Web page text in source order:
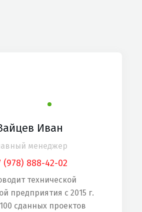
Иван
менеджер
(978) 888-42-02
технической
предприятия с 2015 г.
сданных проектов